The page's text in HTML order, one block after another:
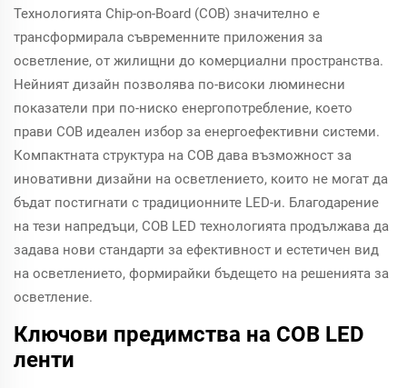
Технологията Chip-on-Board (COB) значително е
трансформирала съвременните приложения за
осветление, от жилищни до комерциални пространства.
Нейният дизайн позволява по-високи люминесни
показатели при по-ниско енергопотребление, което
прави COB идеален избор за енергоефективни системи.
Компактната структура на COB дава възможност за
иновативни дизайни на осветлението, които не могат да
бъдат постигнати с традиционните LED-и. Благодарение
на тези напредъци, COB LED технологията продължава да
задава нови стандарти за ефективност и естетичен вид
на осветлението, формирайки бъдещето на решенията за
осветление.
Ключови предимства на COB LED
ленти